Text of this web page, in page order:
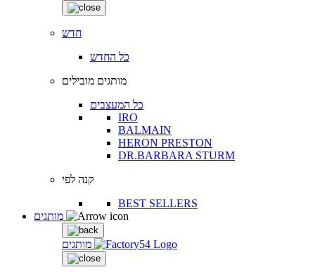
חדש
כל החדש
מותגים מובילים
כל המעצבים
IRO
BALMAIN
HERON PRESTON
DR.BARBARA STURM
קנה לפי
BEST SELLERS
מותגים